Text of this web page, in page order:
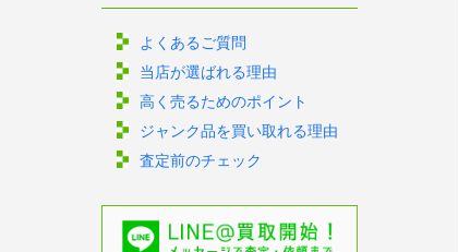
よくあるご質問
当店が選ばれる理由
高く売るためのポイント
ジャンク品を買い取れる理由
査定前のチェック